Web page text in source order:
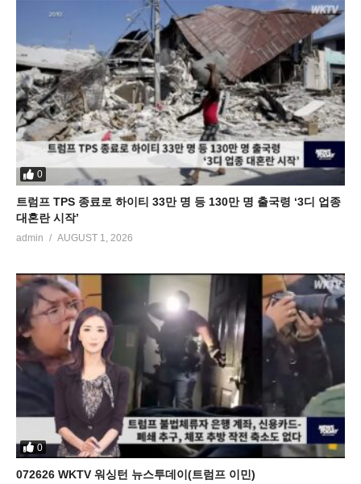
0
트럼프 TPS 종료로 하이티 33만 명 등 130만 명 출국령 ‘3디 업종
대혼란 시작’
admin AUGUST 1, 2026
0
072626 WKTV 워싱턴 뉴스투데이(트럼프 이민)